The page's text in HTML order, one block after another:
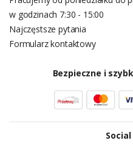
w godzinach 7:30 - 15:00
Najczęstsze pytania
Formularz kontaktowy
Bezpieczne i